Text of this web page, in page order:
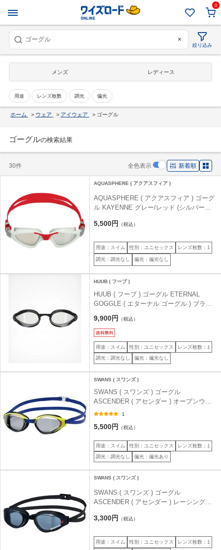
0
×
絞り込み
メンズ レディース
用途 レンズ枚数 調光 偏光
ホーム > ウェア > アイウェア > ゴーグル
ゴーグルの検索結果
30件 全色表示 新着順
AQUASPHERE ( アクアスフィア )
AQUASPHERE ( アクアスフィア ) ゴーグ
ル KAYENNE グレー/レッド (シルバーミ
5,500円 （税込）
用途：スイム 性別：ユニセックス レンズ枚数：1
調光：調光なし 偏光：偏光なし
HUUB ( フーブ )
HUUB ( フーブ ) ゴーグル ETERNAL
GOGGLE ( エターナル ゴーグル ) ブラッ
ク/クリアレンズ
9,900円 （税込）
用途：スイム 性別：ユニセックス レンズ枚数：1
調光：調光なし 偏光：偏光なし
SWANS ( スワンズ )
SWANS ( スワンズ ) ゴーグル
ASCENDER ( アセンダー ) オープンウォ
ーター偏光モデル SR-81PPAF クリア
1
5,500円 （税込）
用途：スイム 性別：ユニセックス レンズ枚数：1
調光：調光なし 偏光：偏光あり
SWANS ( スワンズ )
SWANS ( スワンズ ) ゴーグル
ASCENDER ( アセンダー ) レーシングモ
3,300円 （税込）
用途：スイム 性別：ユニセックス レンズ枚数：1